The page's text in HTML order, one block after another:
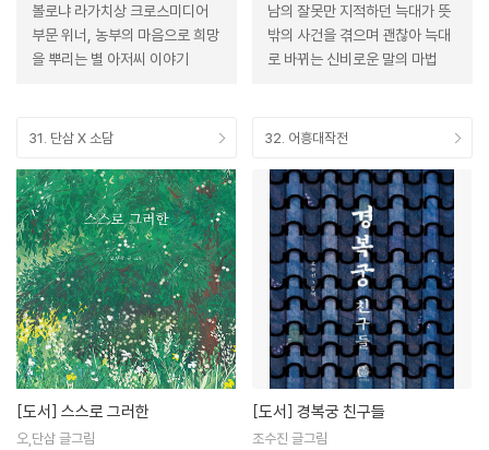
볼로냐 라가치상 크로스미디어
부문 위너, 농부의 마음으로 희망
을 뿌리는 별 아저씨 이야기
남의 잘못만 지적하던 늑대가 뜻
밖의 사건을 겪으며 괜찮아 늑대
로 바뀌는 신비로운 말의 마법
31. 단삼 X 소담
[도서] 스스로 그러한
오,단삼 글그림
32. 어흥대작전
[도서] 경복궁 친구들
조수진 글그림